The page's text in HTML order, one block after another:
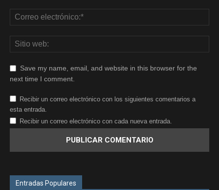
Save my name, email, and website in this browser for the
next time I comment.
Recibir un correo electrónico con los siguientes comentarios a
esta entrada.
Recibir un correo electrónico con cada nueva entrada.
Entradas Populares